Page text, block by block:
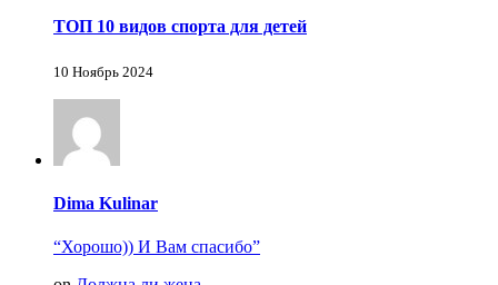
ТОП 10 видов спорта для детей
10 Ноябрь 2024
Dima Kulinar
“Хорошо)) И Вам спасибо”